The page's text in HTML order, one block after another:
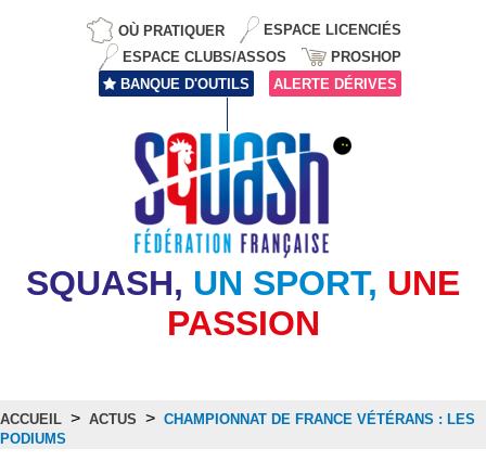
OÙ PRATIQUER
ESPACE LICENCIÉS
ESPACE CLUBS/ASSOS
PROSHOP
BANQUE D'OUTILS
ALERTE DÉRIVES
SQUASH, UN SPORT, UNE
PASSION
ACCUEIL > ACTUS > CHAMPIONNAT DE FRANCE VÉTÉRANS : LES
PODIUMS